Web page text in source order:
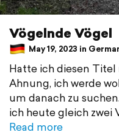
Vögelnde Vögel
May 19, 2023 in
Hatte ich diesen
Ahnung, ich werde
um danach zu
ich heute gleich zwei
Read more